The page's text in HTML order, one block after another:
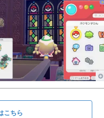
こちら